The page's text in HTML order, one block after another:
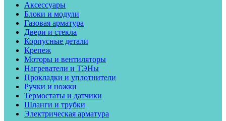
Аксессуары
Блоки и модули
Газовая арматура
Двери и стекла
Корпусные детали
Крепеж
Моторы и вентиляторы
Нагреватели и ТЭНы
Прокладки и уплотнители
Ручки и ножки
Термостаты и датчики
Шланги и трубки
Электрическая арматура